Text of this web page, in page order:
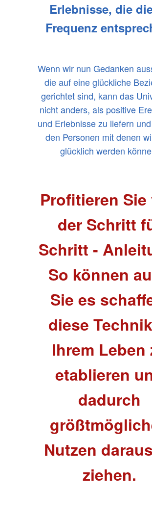
Erlebnisse, die
Frequenz
Wenn wir nun Gedanken
die auf eine glückliche
gerichtet sind, kann das
nicht anders, als positive
und Erlebnisse zu liefern
den Personen mit denen
glücklich werden
Profitieren Sie
der Schritt
Schritt -
So können
Sie es
diese
Ihrem Leben
etablieren
dadurch
Nutzen
ziehen.